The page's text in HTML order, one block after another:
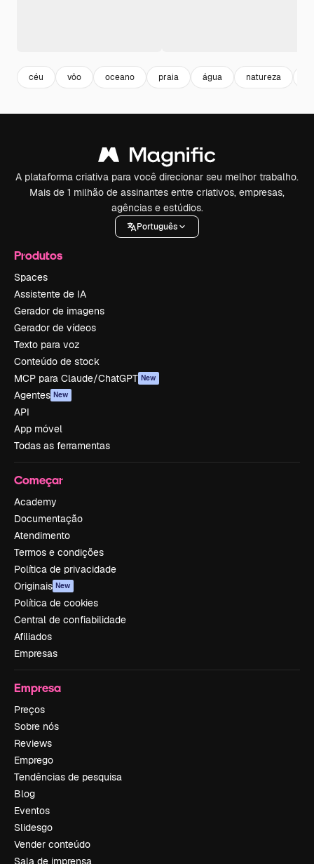
céu vôo oceano praia água natureza
A plataforma criativa para você direcionar seu melhor trabalho.
Mais de 1 milhão de assinantes entre criativos, empresas,
agências e estúdios.
Português
Produtos
Spaces
Assistente de IA
Gerador de imagens
Gerador de vídeos
Texto para voz
Conteúdo de stock
MCP para Claude/ChatGPT New
Agentes New
API
App móvel
Todas as ferramentas
Começar
Academy
Documentação
Atendimento
Termos e condições
Política de privacidade
Originais New
Política de cookies
Central de confiabilidade
Afiliados
Empresas
Empresa
Preços
Sobre nós
Reviews
Emprego
Tendências de pesquisa
Blog
Eventos
Slidesgo
Vender conteúdo
Sala de imprensa